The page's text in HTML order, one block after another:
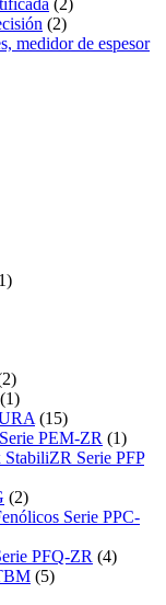
(2)
(2)
medidor de espesor
(1)
(15)
PEM-ZR (1)
Serie PFP
(2)
Serie PPC-
PFQ-ZR (4)
(5)